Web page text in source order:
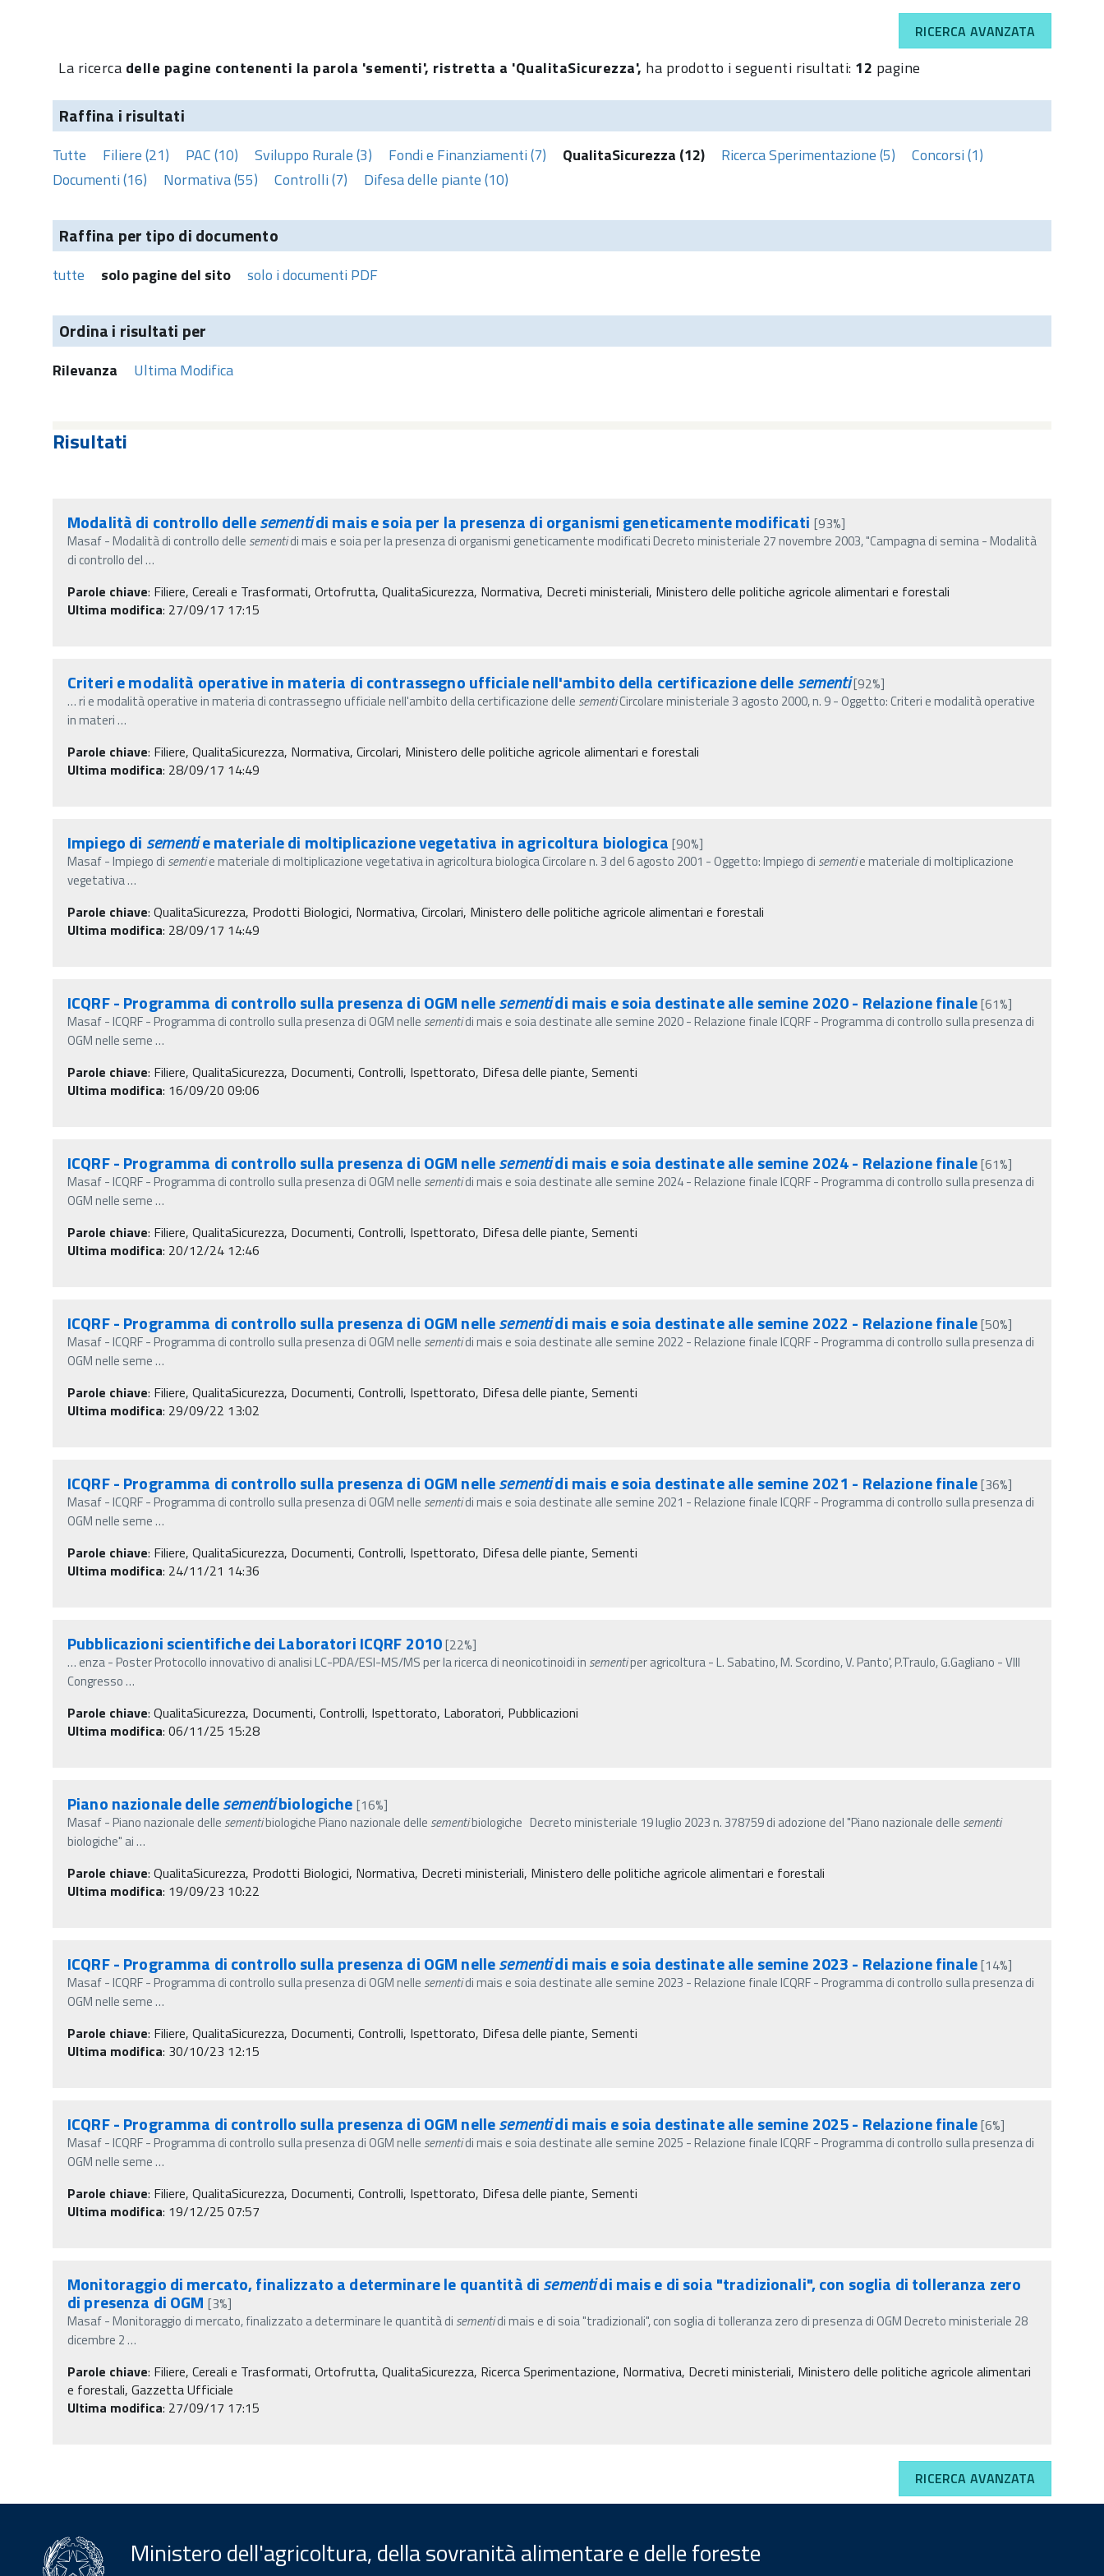
RICERCA AVANZATA
La ricerca delle pagine contenenti la parola 'sementi', ristretta a 'QualitaSicurezza', ha prodotto i seguenti risultati: 12 pagine
Raffina i risultati
Tutte Filiere (21) PAC (10) Sviluppo Rurale (3) Fondi e Finanziamenti (7) QualitaSicurezza (12) Ricerca Sperimentazione (5)
Concorsi (1)
Documenti (16)
Normativa (55) Controlli (7) Difesa delle piante (10)
Raffina per tipo di documento
tutte solo pagine del sito solo i documenti PDF
Ordina i risultati per
Rilevanza Ultima Modifica
Risultati
Modalità di controllo dellesementidi mais e soia per la presenza di organismi geneticamente modificati [93%]
Masaf - Modalità di controllo delle sementidi mais e soia per la presenza di organismi geneticamente modificati Decreto ministeriale 27 novembre 2003, "Campagna di semina - Modalità
di controllo del…
Parole chiave: Filiere, Cereali e Trasformati, Ortofrutta, QualitaSicurezza, Normativa, Decreti ministeriali, Ministero delle politiche agricole alimentari e forestali
Ultima modifica: 27/09/17 17:15
Criteri e modalità operative in materia di contrassegno ufficiale nell'ambito della certificazione dellesementi[92%]
…ri e modalità operative in materia di contrassegno ufficiale nell'ambito della certificazione delle sementiCircolare ministeriale 3 agosto 2000, n. 9 - Oggetto: Criteri e modalità operative
in materi…
Parole chiave: Filiere, QualitaSicurezza, Normativa, Circolari, Ministero delle politiche agricole alimentari e forestali
Ultima modifica: 28/09/17 14:49
Impiego di sementie materiale di moltiplicazione vegetativa in agricoltura biologica [90%]
Masaf - Impiego di sementie materiale di moltiplicazione vegetativa in agricoltura biologica Circolare n. 3 del 6 agosto 2001 - Oggetto: Impiego di sementie materiale di moltiplicazione
vegetativa…
Parole chiave: QualitaSicurezza, Prodotti Biologici, Normativa, Circolari, Ministero delle politiche agricole alimentari e forestali
Ultima modifica: 28/09/17 14:49
ICQRF - Programma di controllo sulla presenza di OGM nellesementidi mais e soia destinate alle semine 2020 - Relazione finale[61%]
Masaf - ICQRF - Programma di controllo sulla presenza di OGM nelle sementidi mais e soia destinate alle semine 2020 - Relazione finale ICQRF - Programma di controllo sulla presenza di
OGM nelle seme…
Parole chiave: Filiere, QualitaSicurezza, Documenti, Controlli, Ispettorato, Difesa delle piante, Sementi
Ultima modifica: 16/09/20 09:06
ICQRF - Programma di controllo sulla presenza di OGM nellesementidi mais e soia destinate alle semine 2024 - Relazione finale[61%]
Masaf - ICQRF - Programma di controllo sulla presenza di OGM nelle sementidi mais e soia destinate alle semine 2024 - Relazione finale ICQRF - Programma di controllo sulla presenza di
OGM nelle seme…
Parole chiave: Filiere, QualitaSicurezza, Documenti, Controlli, Ispettorato, Difesa delle piante, Sementi
Ultima modifica: 20/12/24 12:46
ICQRF - Programma di controllo sulla presenza di OGM nellesementidi mais e soia destinate alle semine 2022 - Relazione finale[50%]
Masaf - ICQRF - Programma di controllo sulla presenza di OGM nelle sementidi mais e soia destinate alle semine 2022 - Relazione finale ICQRF - Programma di controllo sulla presenza di
OGM nelle seme…
Parole chiave: Filiere, QualitaSicurezza, Documenti, Controlli, Ispettorato, Difesa delle piante, Sementi
Ultima modifica: 29/09/22 13:02
ICQRF - Programma di controllo sulla presenza di OGM nellesementidi mais e soia destinate alle semine 2021 - Relazione finale[36%]
Masaf - ICQRF - Programma di controllo sulla presenza di OGM nelle sementidi mais e soia destinate alle semine 2021 - Relazione finale ICQRF - Programma di controllo sulla presenza di
OGM nelle seme…
Parole chiave: Filiere, QualitaSicurezza, Documenti, Controlli, Ispettorato, Difesa delle piante, Sementi
Ultima modifica: 24/11/21 14:36
Pubblicazioni scientifiche dei Laboratori ICQRF 2010[22%]
… enza - Poster Protocollo innovativo di analisi LC-PDA/ESI-MS/MS per la ricerca di neonicotinoidi in sementiper agricoltura - L. Sabatino, M. Scordino, V. Panto', P.Traulo, G.Gagliano - VIII
Congresso…
Parole chiave: QualitaSicurezza, Documenti, Controlli, Ispettorato, Laboratori, Pubblicazioni
Ultima modifica: 06/11/25 15:28
Piano nazionale dellesementibiologiche [16%]
Masaf - Piano nazionale delle sementibiologiche Piano nazionale delle sementibiologiche Decreto ministeriale 19 luglio 2023 n. 378759 di adozione del "Piano nazionale delle sementi
biologiche" ai…
Parole chiave: QualitaSicurezza, Prodotti Biologici, Normativa, Decreti ministeriali, Ministero delle politiche agricole alimentari e forestali
Ultima modifica: 19/09/23 10:22
ICQRF - Programma di controllo sulla presenza di OGM nellesementidi mais e soia destinate alle semine 2023 - Relazione finale[14%]
Masaf - ICQRF - Programma di controllo sulla presenza di OGM nelle sementidi mais e soia destinate alle semine 2023 - Relazione finale ICQRF - Programma di controllo sulla presenza di
OGM nelle seme…
Parole chiave: Filiere, QualitaSicurezza, Documenti, Controlli, Ispettorato, Difesa delle piante, Sementi
Ultima modifica: 30/10/23 12:15
ICQRF - Programma di controllo sulla presenza di OGM nellesementidi mais e soia destinate alle semine 2025 - Relazione finale[6%]
Masaf - ICQRF - Programma di controllo sulla presenza di OGM nelle sementidi mais e soia destinate alle semine 2025 - Relazione finale ICQRF - Programma di controllo sulla presenza di
OGM nelle seme…
Parole chiave: Filiere, QualitaSicurezza, Documenti, Controlli, Ispettorato, Difesa delle piante, Sementi
Ultima modifica: 19/12/25 07:57
Monitoraggio di mercato, finalizzato a determinare le quantità disementidi mais e di soia "tradizionali", con soglia di tolleranza zero
di presenza di OGM [3%]
Masaf - Monitoraggio di mercato, finalizzato a determinare le quantità di sementidi mais e di soia "tradizionali", con soglia di tolleranza zero di presenza di OGM Decreto ministeriale 28
dicembre 2…
Parole chiave: Filiere, Cereali e Trasformati, Ortofrutta, QualitaSicurezza, Ricerca Sperimentazione, Normativa, Decreti ministeriali, Ministero delle politiche agricole alimentari
e forestali, Gazzetta Ufficiale
Ultima modifica: 27/09/17 17:15
RICERCA AVANZATA
Ministero dell'agricoltura, della sovranità alimentare e delle foreste